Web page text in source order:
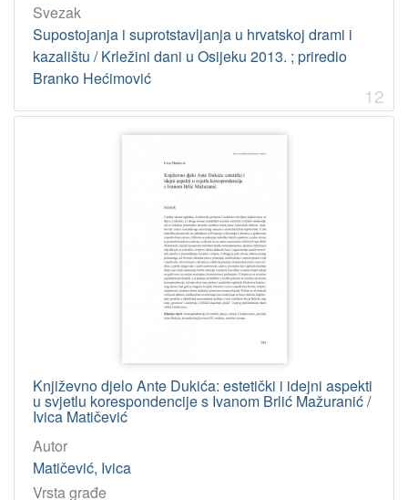
Svezak
Supostojanja i suprotstavljanja u hrvatskoj drami i
kazalištu / Krležini dani u Osijeku 2013. ; priredio
Branko Hećimović
12
Književno djelo Ante Dukića: estetički i idejni aspekti
u svjetlu korespondencije s Ivanom Brlić Mažuranić /
Ivica Matičević
Autor
Matičević, Ivica
Vrsta građe